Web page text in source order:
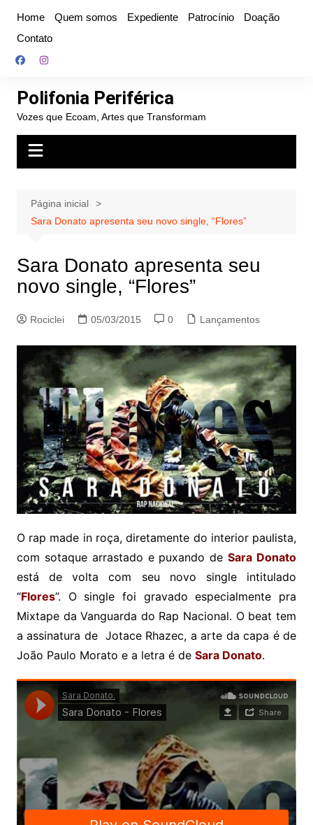
conteúdo
Home Quem somos Expediente Patrocínio
Doação
Contato
Polifonia Periférica
Vozes que Ecoam, Artes que Transformam
Página inicial
Sara Donato apresenta seu novo single, “Flores”
Sara Donato apresenta seu
novo single, “Flores”
Rociclei 05/03/2015 0 Lançamentos
O rap made in roça, diretamente do interior paulista,
com sotaque arrastado e puxando deSara Donato
está de volta com seu novo single intitulado
“Flores”. O single foi gravado especialmente pra
Mixtape da Vanguarda do Rap Nacional. O beat tem
a assinatura de Jotace Rhazec, a arte da capa é de
João Paulo Morato e a letra é de Sara Donato.